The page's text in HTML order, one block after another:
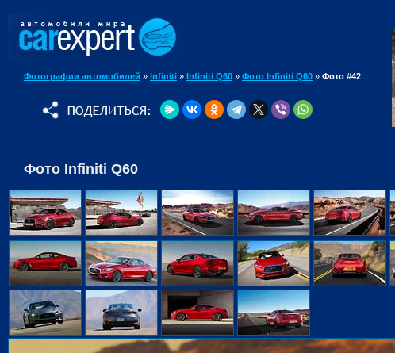
Фотографии автомобилей » Infiniti » Infiniti Q60 » Фото Infiniti Q60 » Фото #42
Фото Infiniti Q60